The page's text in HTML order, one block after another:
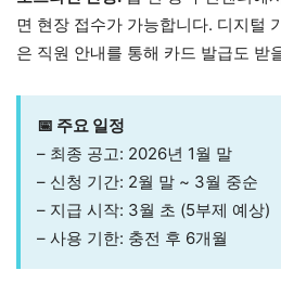
면 현장 접수가 가능합니다. 디지털
은 직원 안내를 통해 카드 발급도 받
📅 주요 일정
– 최종 공고: 2026년 1월 말
– 신청 기간: 2월 말 ~ 3월 중순
– 지급 시작: 3월 초 (5부제 예상)
– 사용 기한: 충전 후 6개월